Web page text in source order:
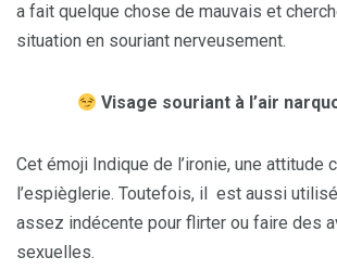
a fait quelque chose de mauvais et
situation en souriant nerveusement.
Visage souriant à l’air
Cet émoji Indique de l’ironie, une attitude
l’espièglerie. Toutefois, il est aussi
assez indécente pour flirter ou faire des
sexuelles.